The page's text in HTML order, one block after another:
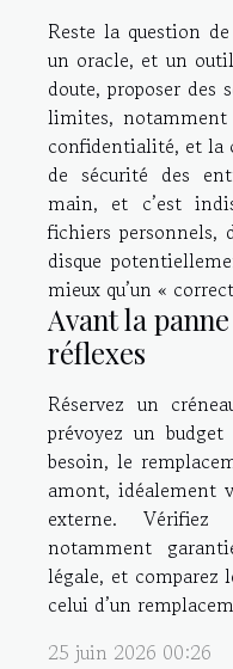
Reste la question
un oracle, et un
doute, proposer des
limites,
confidentialité, et la
de sécurité des
main, et c’est
fichiers personnels,
disque
mieux qu’un «
Avant la
réflexes
Réservez un
prévoyez un
besoin, le
amont, idéalement
externe.
notamment
légale, et comparez
celui d’un
25 juin 2026 00:26